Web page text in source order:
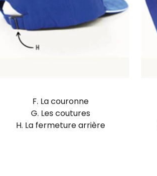
F. La couronne
G. Les coutures
H. La fermeture arrière